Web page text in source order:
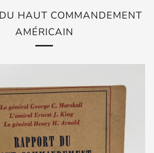
HAUT COMMANDEMENT
AMÉRICAIN